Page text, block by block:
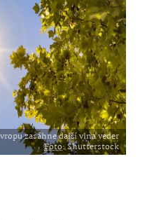
zasáhne další vlna veder
Foto: Shutterstock